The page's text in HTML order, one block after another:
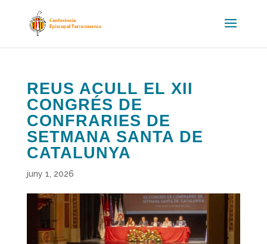
REUS ACULL EL XII
CONGRÉS DE
CONFRARIES DE
SETMANA SANTA DE
CATALUNYA
juny 1, 2026